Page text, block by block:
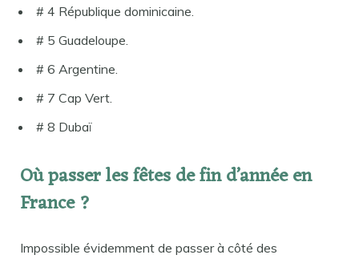
# 4 République dominicaine.
# 5 Guadeloupe.
# 6 Argentine.
# 7 Cap Vert.
# 8 Dubaï
Où passer les fêtes de fin d’année en
France ?
Impossible évidemment de passer à côté des